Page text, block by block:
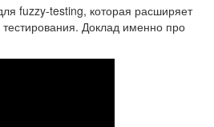
fuzzy-testing, которая расширяет
Доклад именно про